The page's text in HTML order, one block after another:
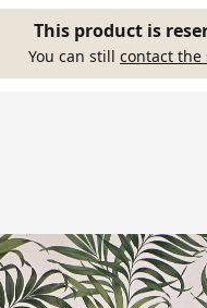
This product is
You can still contact the